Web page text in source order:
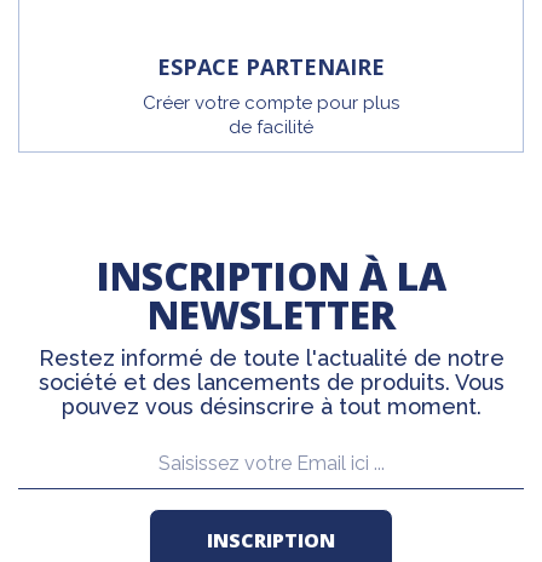
ESPACE PARTENAIRE
Créer votre compte pour plus
de facilité
INSCRIPTION À LA
NEWSLETTER
Restez informé de toute l'actualité de notre
société et des lancements de produits. Vous
pouvez vous désinscrire à tout moment.